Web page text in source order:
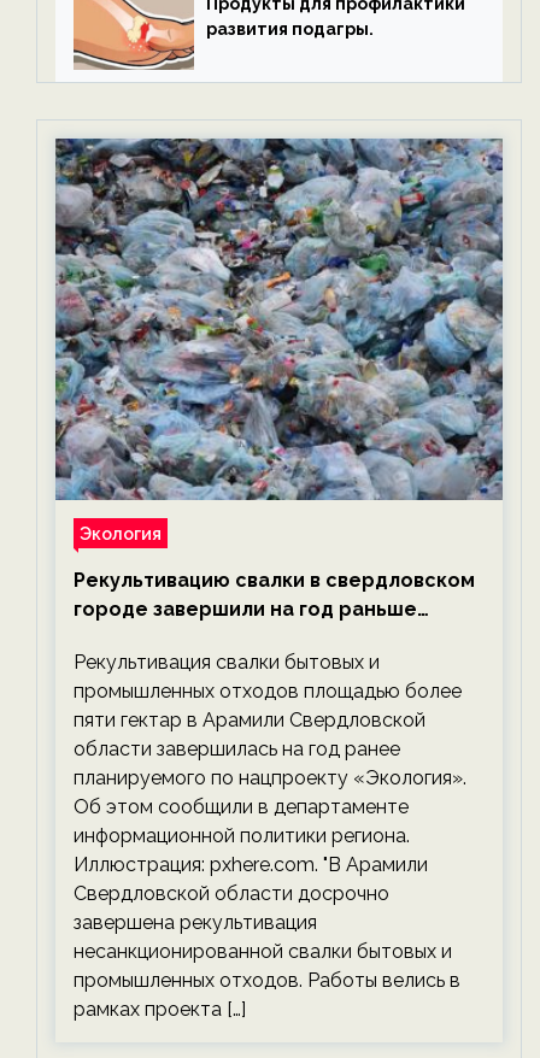
Продукты для профилактики
развития подагры.
Экология
Рекультивацию свалки в свердловском
городе завершили на год раньше
экологии на ECOportal
Рекультивация свалки бытовых и
промышленных отходов площадью более
пяти гектар в Арамили Свердловской
области завершилась на год ранее
планируемого по нацпроекту «Экология».
Об этом сообщили в департаменте
информационной политики региона.
Иллюстрация: pxhere.com. "В Арамили
Свердловской области досрочно
завершена рекультивация
несанкционированной свалки бытовых и
промышленных отходов. Работы велись в
рамках проекта […]